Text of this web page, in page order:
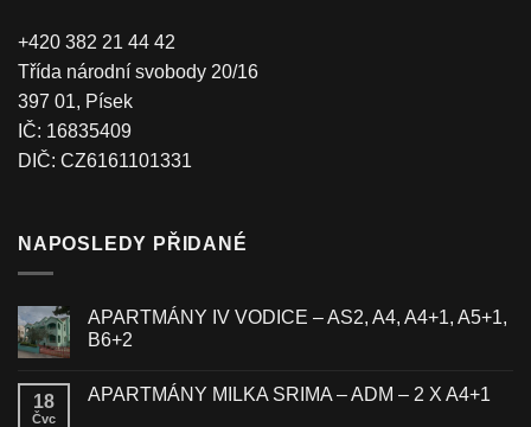
+420 382 21 44 42
Třída národní svobody 20/16
397 01, Písek
IČ: 16835409
DIČ: CZ6161101331
NAPOSLEDY PŘIDANÉ
APARTMÁNY IV VODICE – AS2, A4, A4+1, A5+1,
B6+2
18
Čvc
APARTMÁNY MILKA SRIMA – ADM – 2 X A4+1